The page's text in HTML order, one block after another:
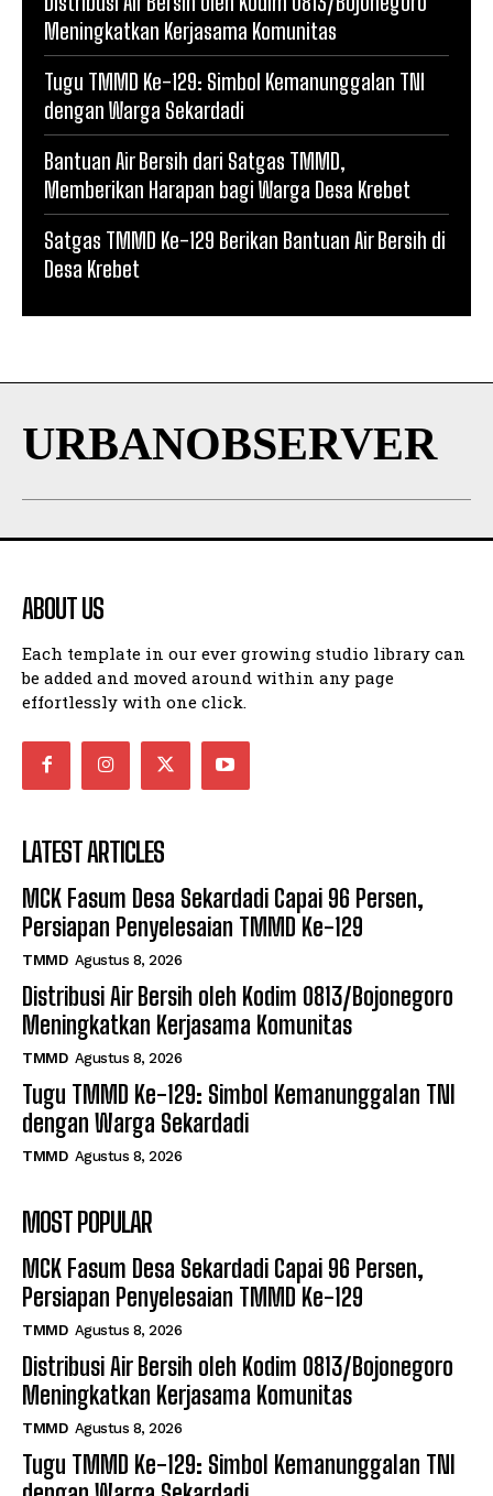
Meningkatkan Kerjasama Komunitas
Tugu TMMD Ke-129: Simbol Kemanunggalan TNI
dengan Warga Sekardadi
Bantuan Air Bersih dari Satgas TMMD,
Memberikan Harapan bagi Warga Desa Krebet
Satgas TMMD Ke-129 Berikan Bantuan Air Bersih di
Desa Krebet
URBANOBSERVER
ABOUT US
Each template in our ever growing studio library can
be added and moved around within any page
effortlessly with one click.
LATEST ARTICLES
MCK Fasum Desa Sekardadi Capai 96 Persen,
Persiapan Penyelesaian TMMD Ke-129
TMMD Agustus 8, 2026
Distribusi Air Bersih oleh Kodim 0813/Bojonegoro
Meningkatkan Kerjasama Komunitas
TMMD Agustus 8, 2026
Tugu TMMD Ke-129: Simbol Kemanunggalan TNI
dengan Warga Sekardadi
TMMD Agustus 8, 2026
MOST POPULAR
MCK Fasum Desa Sekardadi Capai 96 Persen,
Persiapan Penyelesaian TMMD Ke-129
TMMD Agustus 8, 2026
Distribusi Air Bersih oleh Kodim 0813/Bojonegoro
Meningkatkan Kerjasama Komunitas
TMMD Agustus 8, 2026
Tugu TMMD Ke-129: Simbol Kemanunggalan TNI